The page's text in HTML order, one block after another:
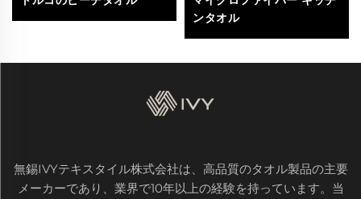
ンタオル
無錫IVYテキスタイル株式会社は、高品質のタオル製品の主要
メーカーであり、業界で10年以上の経験を持っています。当